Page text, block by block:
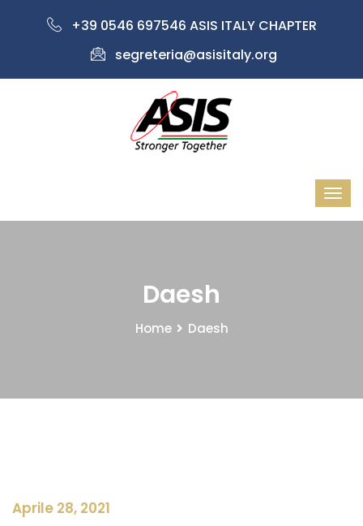
+39 0546 697546 ASIS ITALY CHAPTER
segreteria@asisitaly.org
Daesh
Home Daesh
Aprile 28, 2021